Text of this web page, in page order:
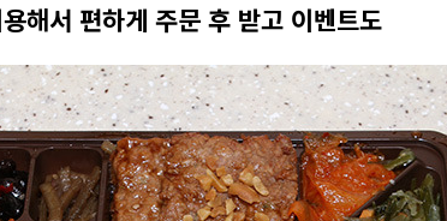
해서 편하게 주문 후 받고 이벤트도